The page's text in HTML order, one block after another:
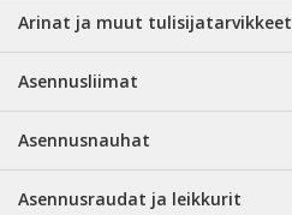
Arinat ja muut tulisijatarvikkeet
Asennusliimat
Asennusnauhat
Asennusraudat ja leikkurit